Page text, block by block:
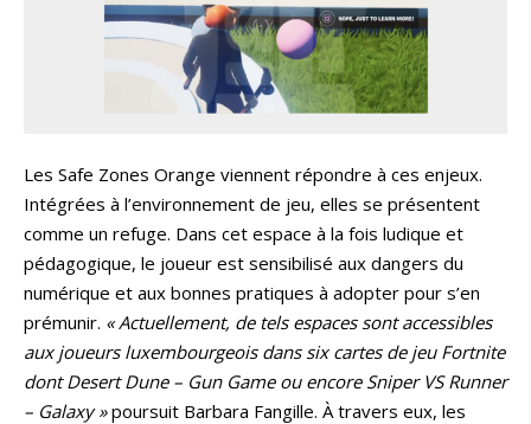
Les Safe Zones Orange viennent répondre à ces enjeux.
Intégrées à l’environnement de jeu, elles se présentent
comme un refuge. Dans cet espace à la fois ludique et
pédagogique, le joueur est sensibilisé aux dangers du
numérique et aux bonnes pratiques à adopter pour s’en
prémunir. « Actuellement, de tels espaces sont accessibles
aux joueurs luxembourgeois dans six cartes de jeu Fortnite
dont Desert Dune – Gun Game ou encore Sniper VS Runner
– Galaxy »poursuit Barbara Fangille. À travers eux, les